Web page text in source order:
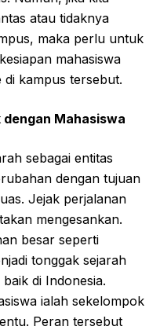
atau tidaknya
maka perlu untuk
mahasiswa
di kampus tersebut.
dengan Mahasiswa
sebagai entitas
dengan tujuan
Jejak perjalanan
mengesankan.
besar seperti
tonggak sejarah
di Indonesia.
ialah sekelompok
Peran tersebut